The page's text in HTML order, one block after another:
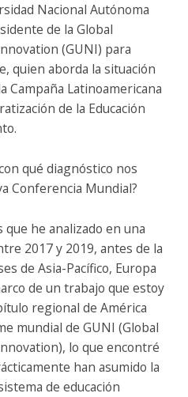
Nacional Autónoma
de la Global
(GUNI) para
quien aborda la situación
Campaña Latinoamericana
de la Educación
qué diagnóstico nos
Conferencia Mundial?
he analizado en una
2017 y 2019, antes de la
de Asia-Pacífico, Europa
de un trabajo que estoy
regional de América
mundial de GUNI (Global
lo que encontré
han asumido la
de educación